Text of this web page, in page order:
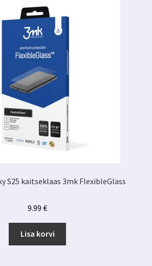
S25 kaitseklaas 3mk FlexibleGlass
9.99 €
Lisa korvi